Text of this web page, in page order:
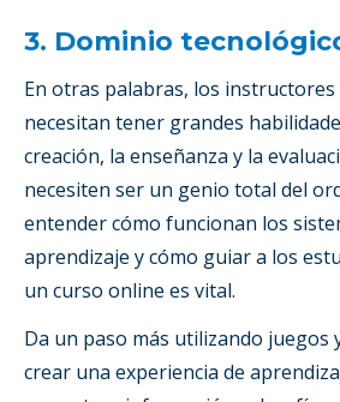
3. Dominio
En otras palabras, los
necesitan tener grandes
creación, la enseñanza y la
necesiten ser un genio total del
entender cómo funcionan los
aprendizaje y cómo guiar a los
un curso online es vital.
Da un paso más utilizando juegos
crear una experiencia de